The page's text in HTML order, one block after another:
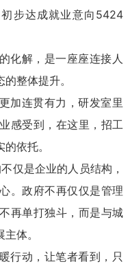
步达成就业意向5424
化解，是一座座连接人
整体提升。
加连贯有力，研发室里
感受到，在这里，招工
依托。
仅是企业的人员结构，
。政府不再仅仅是管理
再单打独斗，而是与城
体。
行动，让笔者看到，只